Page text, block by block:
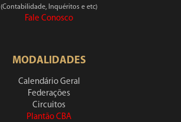
(Contabilidade, Inquéritos e etc)
Fale Conosco
MODALIDADES
Calendário Geral
Federações
Circuitos
Plantão CBA